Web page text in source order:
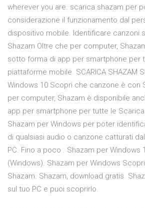
wherever you are. scarica shazam per
considerazione il funzionamento dal
dispositivo mobile. Identificare canzoni
Shazam Oltre che per computer,
sotto forma di app per smartphone per
piattaforme mobile. SCARICA SHAZAM
Windows 10 Scopri che canzone è con
per computer, Shazam è disponibile
app per smartphone per tutte le
Shazam per Windows per poter
di qualsiasi audio o canzone catturati
PC. Fino a poco . Shazam per Windows
(Windows). Shazam per Windows
Shazam. Shazam, download gratis.
sul tuo PC e puoi scoprirlo.